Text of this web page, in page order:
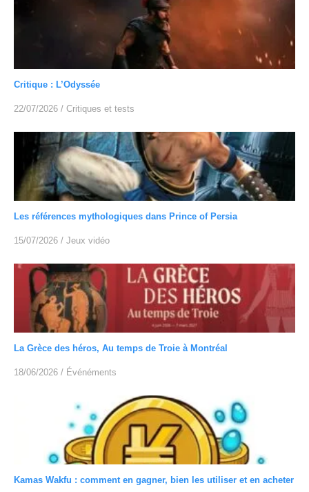
Critique : L’Odyssée
22/07/2026 / Critiques et tests
Les références mythologiques dans Prince of Persia
15/07/2026 / Jeux vidéo
La Grèce des héros, Au temps de Troie à Montréal
18/06/2026 / Événéments
Kamas Wakfu : comment en gagner, bien les utiliser et en acheter